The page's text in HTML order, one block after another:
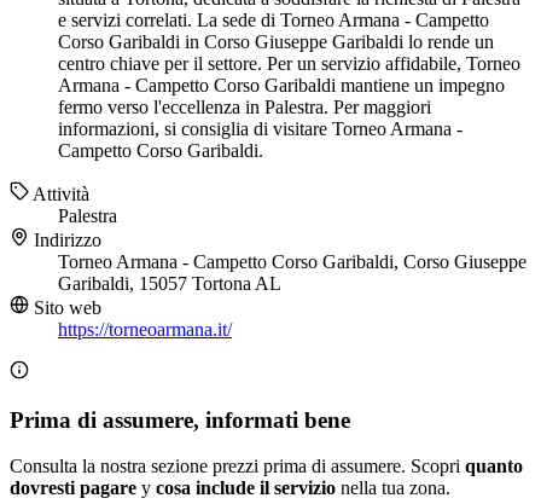
e servizi correlati. La sede di Torneo Armana - Campetto
Corso Garibaldi in Corso Giuseppe Garibaldi lo rende un
centro chiave per il settore. Per un servizio affidabile, Torneo
Armana - Campetto Corso Garibaldi mantiene un impegno
fermo verso l'eccellenza in Palestra. Per maggiori
informazioni, si consiglia di visitare Torneo Armana -
Campetto Corso Garibaldi.
Attività
Palestra
Indirizzo
Torneo Armana - Campetto Corso Garibaldi, Corso Giuseppe
Garibaldi, 15057 Tortona AL
Sito web
https://torneoarmana.it/
Prima di assumere, informati bene
Consulta la nostra sezione prezzi prima di assumere. Scopri quanto
dovresti pagare y cosa include il servizio nella tua zona.